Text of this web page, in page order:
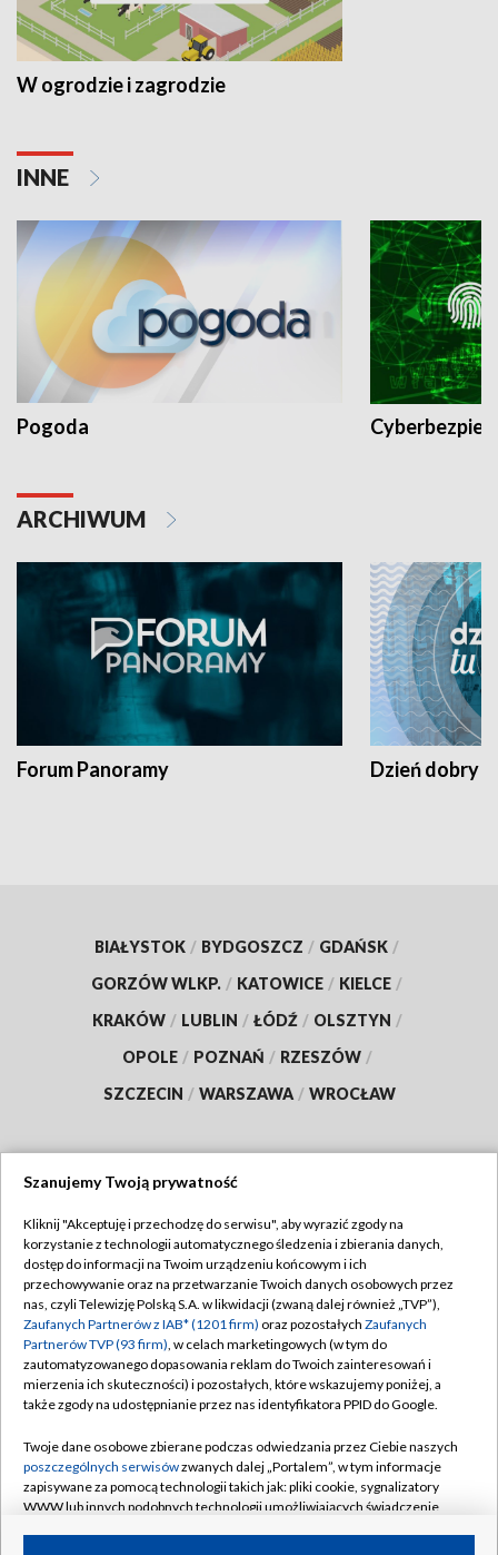
W ogrodzie i zagrodzie
INNE
Pogoda
ARCHIWUM
Forum Panoramy Dzień dobry
BIAŁYSTOK / BYDGOSZCZ / GDAŃSK /
GORZÓW WLKP. / KATOWICE / KIELCE /
KRAKÓW / LUBLIN / ŁÓDŹ / OLSZTYN /
OPOLE / POZNAŃ / RZESZÓW /
SZCZECIN / WARSZAWA / WROCŁAW
TVP
Abonament TVP
Emisja w TVP
Centrum informacji TVP
Naziemna Telewizja Cyfrowa
Rada Programowa
System NOS
Informacje o nadawcy
Regulamin TVP
Polityka prywatności
Moje zgody
Pomoc
Kontakt
Kanały
Szanujemy Twoją prywatność
Kliknij "Akceptuję i przechodzę do serwisu", aby wyrazić zgody na
korzystanie z technologii automatycznego śledzenia i zbierania danych,
dostęp do informacji na Twoim urządzeniu końcowym i ich
przechowywanie oraz na przetwarzanie Twoich danych osobowych przez
nas, czyli Telewizję Polską S.A. w likwidacji (zwaną dalej również „TVP”),
Zaufanych Partnerów z IAB* (1201 firm) oraz pozostałych Zaufanych
Partnerów TVP (93 firm), w celach marketingowych (w tym do
zautomatyzowanego dopasowania reklam do Twoich zainteresowań i
mierzenia ich skuteczności) i pozostałych, które wskazujemy poniżej, a
także zgody na udostępnianie przez nas identyfikatora PPID do Google.
Twoje dane osobowe zbierane podczas odwiedzania przez Ciebie naszych
poszczególnych serwisówzwanych dalej „Portalem”, w tym informacje
zapisywane za pomocą technologii takich jak: pliki cookie, sygnalizatory
WWW lub innych podobnych technologii umożliwiających świadczenie